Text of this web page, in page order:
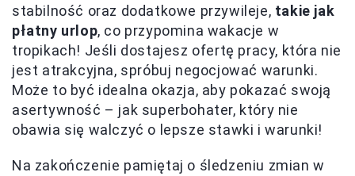
stabilność oraz dodatkowe przywileje, takie jak
płatny urlop, co przypomina wakacje w
tropikach! Jeśli dostajesz ofertę pracy, która nie
jest atrakcyjna, spróbuj negocjować warunki.
Może to być idealna okazja, aby pokazać swoją
asertywność – jak superbohater, który nie
obawia się walczyć o lepsze stawki i warunki!
Na zakończenie pamiętaj o śledzeniu zmian w